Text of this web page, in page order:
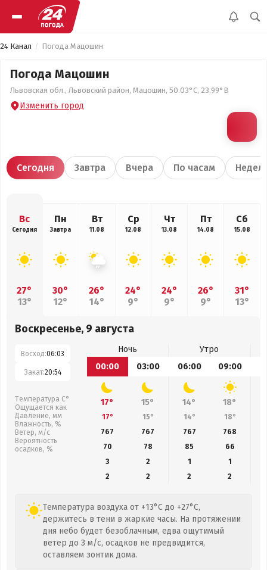
24 Канал Погода Мацошин
Погода Мацошин
Львовская обл., Львовский район, Мацошин, 50.03°С, 23.99°В
Изменить город
Сегодня Завтра Вчера По часам
Вс
Сегодня
27°
13°
Пн
Завтра
30°
12°
Вт
11.08
26°
14°
Ср
12.08
24°
9°
Чт
13.08
24°
9°
Пт
14.08
26°
9°
Сб
15.08
31°
13°
Воскресенье, 9 августа
Восход:06:03
Закат:20:54
Температура С°
Ощущается как
Давление, мм
Влажность, %
Ветер, м/с
Вероятность
осадков, %
Ночь
Утро
00:00
03:00 06:00 09:00
17° 15° 14° 18°
17° 15° 14° 18°
767
767 767 768
70
78 85 66
3
2 1
1
2
2 2 2
Температура воздуха от +13°C до +27°C,
держитесь в тени в жаркие часы. На протяжении
дня небо будет безоблачным, едва ощутимый
ветер до 3 м/с, осадков не предвидится,
оставляем зонтик дома.